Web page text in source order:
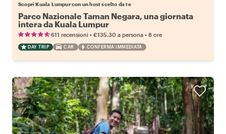
Scopri Kuala Lumpur con un host scelto da te
Parco Nazionale Taman Negara, una giornata
intera da Kuala Lumpur
611 recensioni • €135.30 a persona • 8 ore
DAY TRIP CAR CONFERMA IMMEDIATA